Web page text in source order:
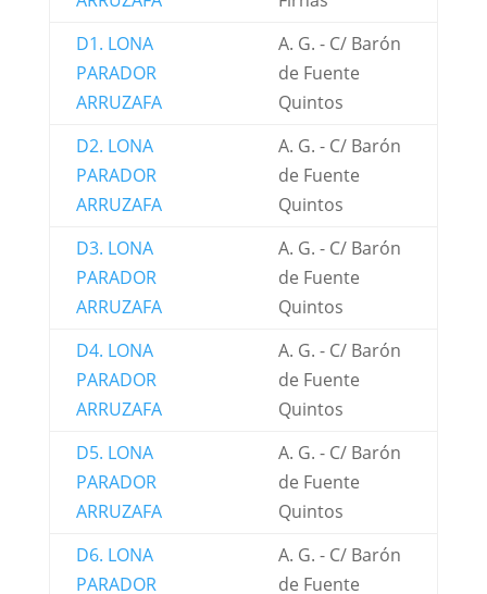
D1. LONA
PARADOR
ARRUZAFA
A. G. - C/ Barón
de Fuente
Quintos
D2. LONA
PARADOR
ARRUZAFA
A. G. - C/ Barón
de Fuente
Quintos
D3. LONA
PARADOR
ARRUZAFA
A. G. - C/ Barón
de Fuente
Quintos
D4. LONA
PARADOR
ARRUZAFA
A. G. - C/ Barón
de Fuente
Quintos
D5. LONA
PARADOR
ARRUZAFA
A. G. - C/ Barón
de Fuente
Quintos
D6. LONA
PARADOR
A. G. - C/ Barón
de Fuente